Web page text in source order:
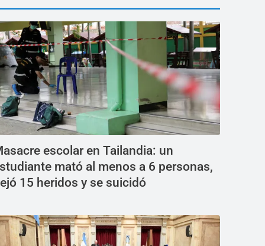
escolar en Tailandia: un
mató al menos a 6 personas,
15 heridos y se suicidó